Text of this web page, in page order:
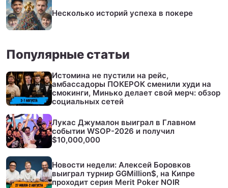
Несколько историй успеха в покере
Популярные статьи
Истомина не пустили на рейс,
амбассадоры ПОКЕРОК сменили худи на
смокинги, Минько делает свой мерч: обзор
социальных сетей
Лукас Джумалон выиграл в Главном
событии WSOP-2026 и получил
$10,000,000
Новости недели: Алексей Боровков
выиграл турнир GGMillion$, на Кипре
проходит серия Merit Poker NOIR